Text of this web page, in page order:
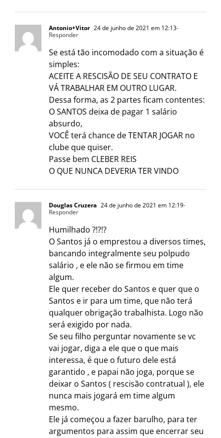
Antonio+Vitor 24 de junho de 2021 em 12:13-
Responder
Se está tão incomodado com a situação é
simples:
ACEITE A RESCISÃO DE SEU CONTRATO E
VÁ TRABALHAR EM OUTRO LUGAR.
Dessa forma, as 2 partes ficam contentes:
O SANTOS deixa de pagar 1 salário
absurdo,
VOCÊ terá chance de TENTAR JOGAR no
clube que quiser.
Passe bem CLEBER REIS
O QUE NUNCA DEVERIA TER VINDO
Douglas Cruzera 24 de junho de 2021 em 12:19-
Responder
Humilhado ?!?!?
O Santos já o emprestou a diversos times,
bancando integralmente seu polpudo
salário , e ele não se firmou em time
algum.
Ele quer receber do Santos e quer que o
Santos e ir para um time, que não terá
qualquer obrigação trabalhista. Logo não
será exigido por nada.
Se seu filho perguntar novamente se vc
vai jogar, diga a ele que o que mais
interessa, é que o futuro dele está
garantido , e papai não joga, porque se
deixar o Santos ( rescisão contratual ), ele
nunca mais jogará em time algum
mesmo.
Ele já começou a fazer barulho, para ter
argumentos para assim que encerrar seu